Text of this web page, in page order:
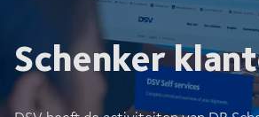
Schenker